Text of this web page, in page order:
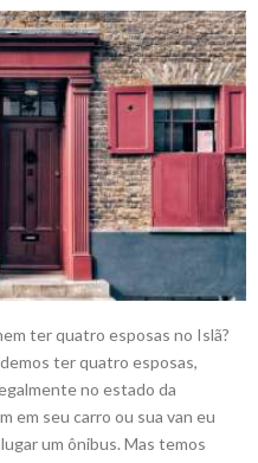
ter quatro esposas no Islã?
ter quatro esposas,
no estado da
em seu carro ou sua van eu
um ônibus. Mas temos